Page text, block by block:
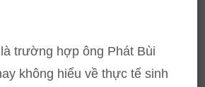
trường hợp ông Phát Bùi
không hiểu về thực tế sinh